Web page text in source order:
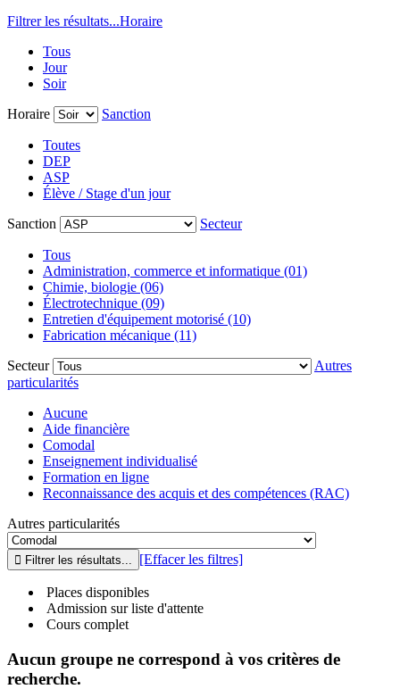
Filtrer les résultats...Horaire
Tous
Jour
Soir
Horaire
Sanction
Toutes
DEP
ASP
Élève / Stage d'un jour
Sanction
Secteur
Tous
Administration, commerce et informatique (01)
Chimie, biologie (06)
Électrotechnique (09)
Entretien d'équipement motorisé (10)
Fabrication mécanique (11)
Secteur
Autres
particularités
Aucune
Aide financière
Comodal
Enseignement individualisé
Formation en ligne
Reconnaissance des acquis et des compétences (RAC)
Autres particularités
[Effacer les filtres]
Places disponibles
Admission sur liste d'attente
Cours complet
Aucun groupe ne correspond à vos critères de
recherche.